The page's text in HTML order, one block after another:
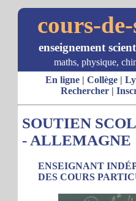
cours-
enseignement
maths, physique,
En ligne| Collège|
Rechercher|
SOUTIEN
- ALLEMAGNE
ENSEIGNANT
DES COURS